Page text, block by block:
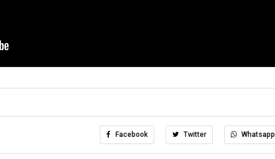
Facebook Twitter Whatsapp